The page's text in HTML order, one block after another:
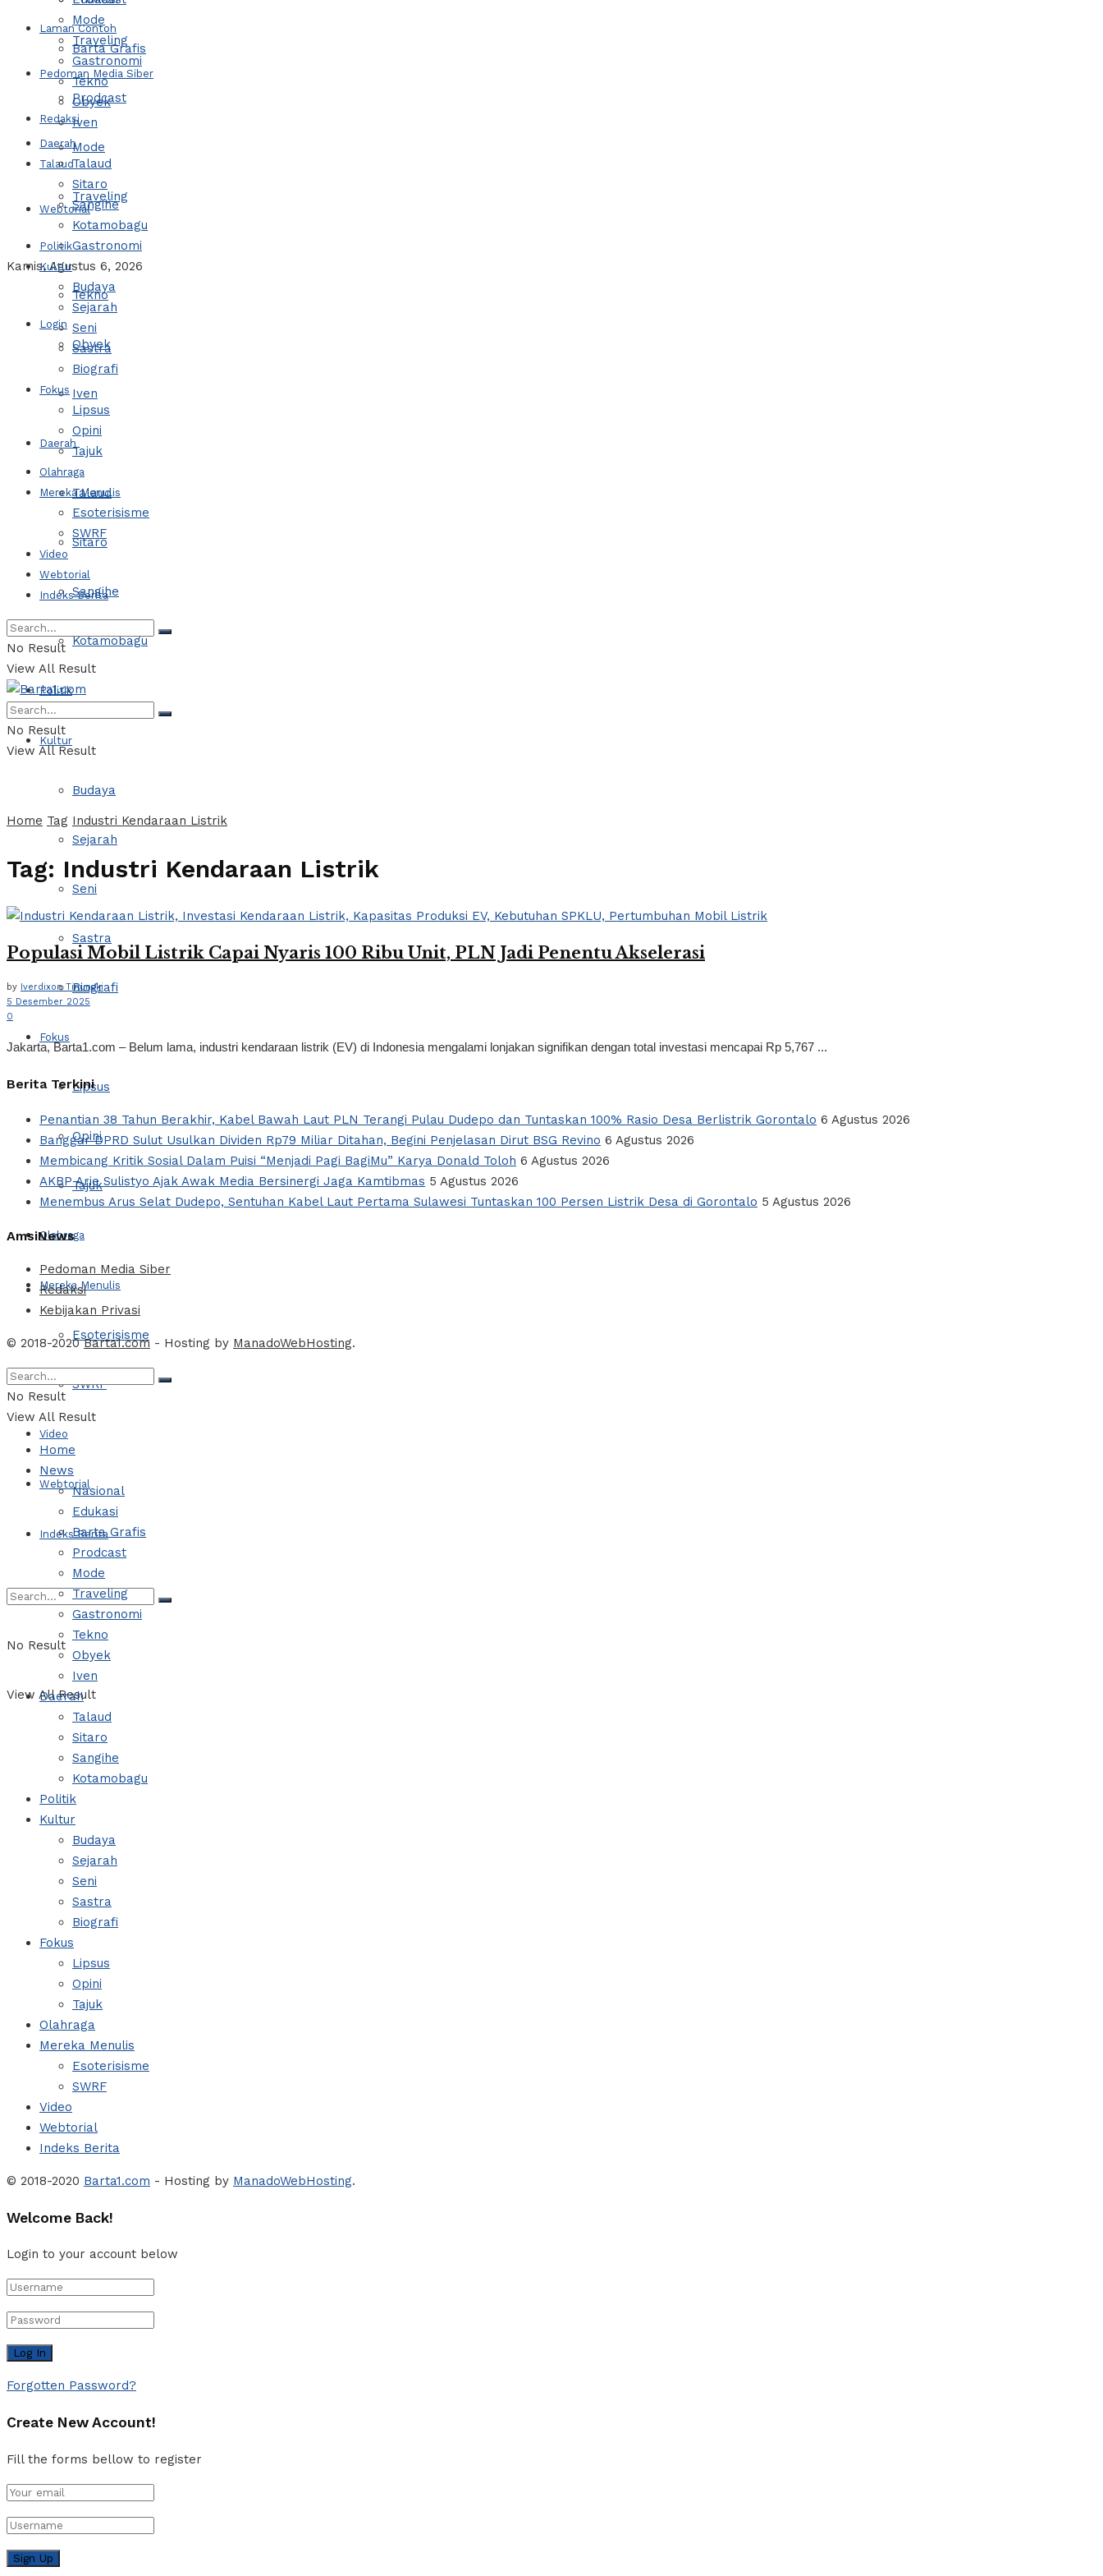
Laman Contoh
Pedoman Media Siber
Redaksi
Talaud
Webtorial
Kamis, Agustus 6, 2026
Login
Barta Grafis
Prodcast
Mode
Traveling
Gastronomi
Tekno
Obyek
Iven
Daerah
Talaud
Sitaro
Sangihe
Kotamobagu
Politik
Kultur
Budaya
Sejarah
Seni
Sastra
Biografi
Fokus
Lipsus
Opini
Tajuk
Olahraga
Mereka Menulis
Esoterisisme
SWRF
Video
Webtorial
Indeks Berita
No Result
View All Result
Mode
Traveling
Gastronomi
Tekno
Obyek
Iven
Daerah
Talaud
Sitaro
Sangihe
Kotamobagu
Politik
Kultur
Budaya
Sejarah
Seni
Sastra
Biografi
Fokus
Lipsus
Opini
Tajuk
Olahraga
Mereka Menulis
Esoterisisme
SWRF
Video
Webtorial
Indeks Berita
No Result
View All Result
No Result
View All Result
Home Tag Industri Kendaraan Listrik
Tag: Industri Kendaraan Listrik
Populasi Mobil Listrik Capai Nyaris 100 Ribu Unit, PLN Jadi Penentu Akselerasi
by Iverdixon Tinungki
5 Desember 2025
0
Jakarta, Barta1.com – Belum lama, industri kendaraan listrik (EV) di Indonesia mengalami lonjakan signifikan dengan total investasi mencapai Rp 5,767 ...
Berita Terkini
Penantian 38 Tahun Berakhir, Kabel Bawah Laut PLN Terangi Pulau Dudepo dan Tuntaskan 100% Rasio Desa Berlistrik Gorontalo 6 Agustus 2026
Banggar DPRD Sulut Usulkan Dividen Rp79 Miliar Ditahan, Begini Penjelasan Dirut BSG Revino 6 Agustus 2026
Membicang Kritik Sosial Dalam Puisi “Menjadi Pagi BagiMu” Karya Donald Toloh 6 Agustus 2026
AKBP Arie Sulistyo Ajak Awak Media Bersinergi Jaga Kamtibmas 5 Agustus 2026
Menembus Arus Selat Dudepo, Sentuhan Kabel Laut Pertama Sulawesi Tuntaskan 100 Persen Listrik Desa di Gorontalo 5 Agustus 2026
AmsiNews
Pedoman Media Siber
Redaksi
Kebijakan Privasi
© 2018-2020Barta1.com - Hosting by ManadoWebHosting.
No Result
View All Result
Home
News
Nasional
Edukasi
Barta Grafis
Prodcast
Mode
Traveling
Gastronomi
Tekno
Obyek
Iven
Daerah
Talaud
Sitaro
Sangihe
Kotamobagu
Politik
Kultur
Budaya
Sejarah
Seni
Sastra
Biografi
Fokus
Lipsus
Opini
Tajuk
Olahraga
Mereka Menulis
Esoterisisme
SWRF
Video
Webtorial
Indeks Berita
© 2018-2020 Barta1.com - Hosting by ManadoWebHosting.
Welcome Back!
Login to your account below
Forgotten Password?
Create New Account!
Fill the forms bellow to register